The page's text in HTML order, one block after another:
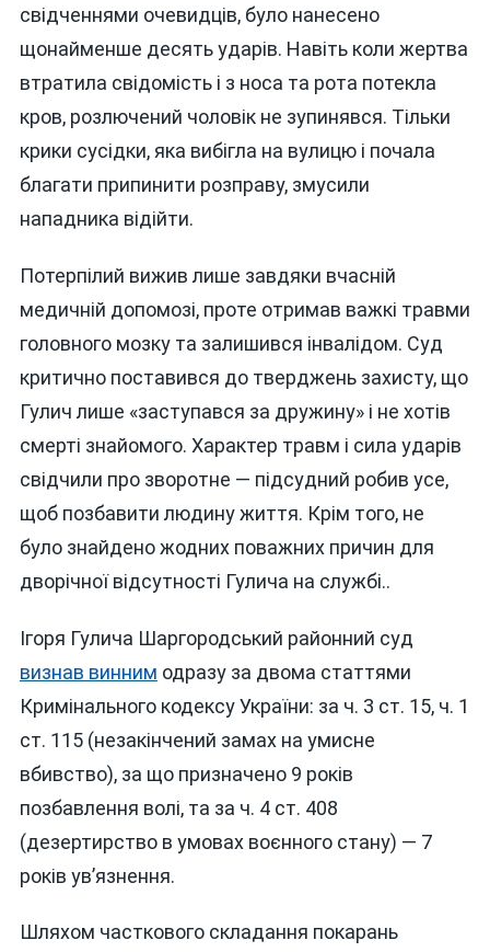
свідченнями очевидців, було нанесено
щонайменше десять ударів. Навіть коли жертва
втратила свідомість і з носа та рота потекла
кров, розлючений чоловік не зупинявся. Тільки
крики сусідки, яка вибігла на вулицю і почала
благати припинити розправу, змусили
нападника відійти.
Потерпілий вижив лише завдяки вчасній
медичній допомозі, проте отримав важкі травми
головного мозку та залишився інвалідом. Суд
критично поставився до тверджень захисту, що
Гулич лише «заступався за дружину» і не хотів
смерті знайомого. Характер травм і сила ударів
свідчили про зворотне — підсудний робив усе,
щоб позбавити людину життя. Крім того, не
було знайдено жодних поважних причин для
дворічної відсутності Гулича на службі..
Ігоря Гулича Шаргородський районний суд
визнав винним одразу за двома статтями
Кримінального кодексу України: за ч. 3 ст. 15, ч. 1
ст. 115 (незакінчений замах на умисне
вбивство), за що призначено 9 років
позбавлення волі, та за ч. 4 ст. 408
(дезертирство в умовах воєнного стану) — 7
років ув’язнення.
Шляхом часткового складання покарань